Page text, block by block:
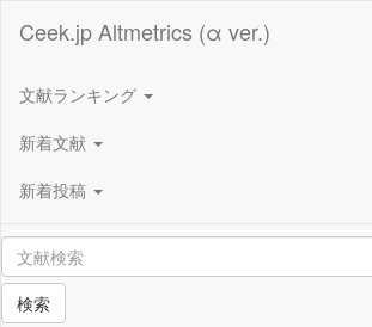
Ceek.jp Altmetrics (α ver.)
文献ランキング
新着文献
新着投稿
検索